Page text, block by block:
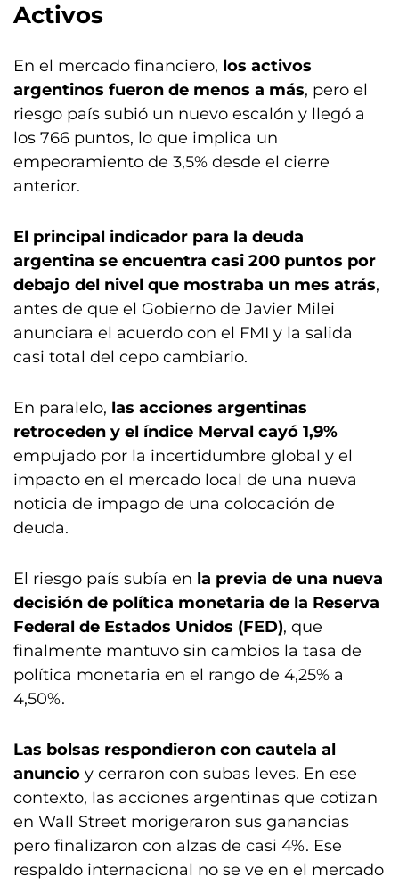
Activos
En el mercado financiero, los activos
argentinos fueron de menos a más, pero el
riesgo país subió un nuevo escalón y llegó a
los 766 puntos, lo que implica un
empeoramiento de 3,5% desde el cierre
anterior.
El principal indicador para la deuda
argentina se encuentra casi 200 puntos por
debajo del nivel que mostraba un mes atrás,
antes de que el Gobierno de Javier Milei
anunciara el acuerdo con el FMI y la salida
casi total del cepo cambiario.
En paralelo, las acciones argentinas
retroceden y el índice Merval cayó 1,9%
empujado por la incertidumbre global y el
impacto en el mercado local de una nueva
noticia de impago de una colocación de
deuda.
El riesgo país subía en la previa de una nueva
decisión de política monetaria de la Reserva
Federal de Estados Unidos (FED), que
finalmente mantuvo sin cambios la tasa de
política monetaria en el rango de 4,25% a
4,50%.
Las bolsas respondieron con cautela al
anuncio y cerraron con subas leves. En ese
contexto, las acciones argentinas que cotizan
en Wall Street morigeraron sus ganancias
pero finalizaron con alzas de casi 4%. Ese
respaldo internacional no se ve en el mercado